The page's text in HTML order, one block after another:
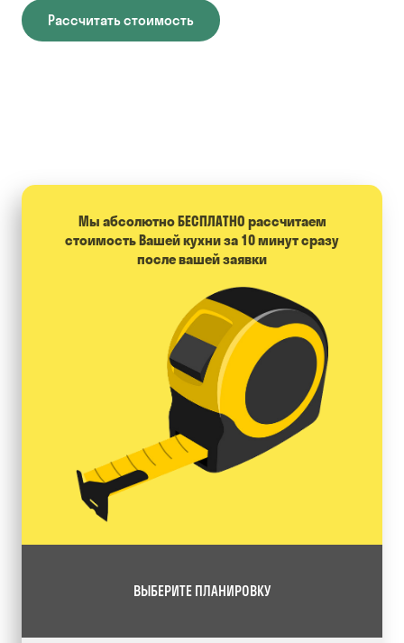
Рассчитать стоимость
Мы абсолютно БЕСПЛАТНО расcчитаем
стоимость Вашей кухни за 10 минут сразу
после вашей заявки
ВЫБЕРИТЕ ПЛАНИРОВКУ